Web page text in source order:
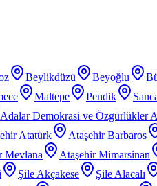
Beylikdüzü Beyoğlu
Maltepe Pendik
Adalar Demokrasi ve Özgürlükler
Atatürk Ataşehir Barbaros
Mevlana Ataşehir Mimarsinan
Şile Akçakese Şile Alacalı